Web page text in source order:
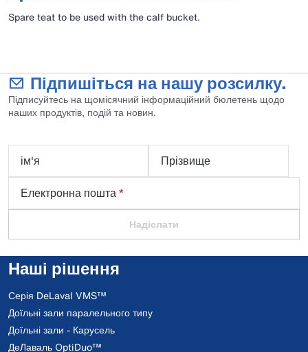
Spare teat to be used with the calf bucket.
Підпишіться на нашу розсилку.
Підписуйтесь на щомісячний інформаційний бюлетень щодо
наших продуктів, подій та новин.
ім'я
Прізвище
Електронна пошта*
Надіслати
Наші рішення
Серія DeLaval VMS™
Доїльні зали паралельного типу
Доїльні зали - Карусель
ДеЛаваль OptiDuo™